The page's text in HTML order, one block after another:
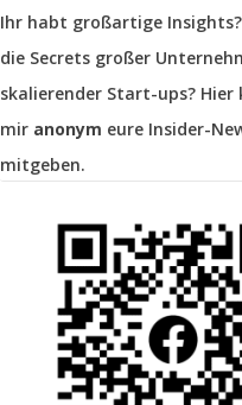
Ihr habt großartige
die Secrets großer
skalierender Start-ups?
mir anonym eure Insider-
mitgeben.